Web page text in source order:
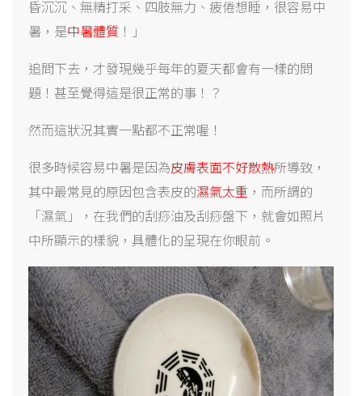
昏沉沉、無精打采、四肢無力、疲倦想睡，很容易中
暑，是中暑體質 ！」
追問下去，才發現幾乎每年的夏天都會有一樣的問
題！甚至覺得這是很正常的事！？
然而這狀況其實一點都不正常喔！
很多時候容易中暑是因為皮膚表面不好散熱所導致，
其中最常見的原因包含表皮的濕氣太重 ，而所謂的
「濕氣」，在我們的刮痧油及刮痧盤下，就會如照片
中所顯示的樣貌，具體化的呈現在你眼前。